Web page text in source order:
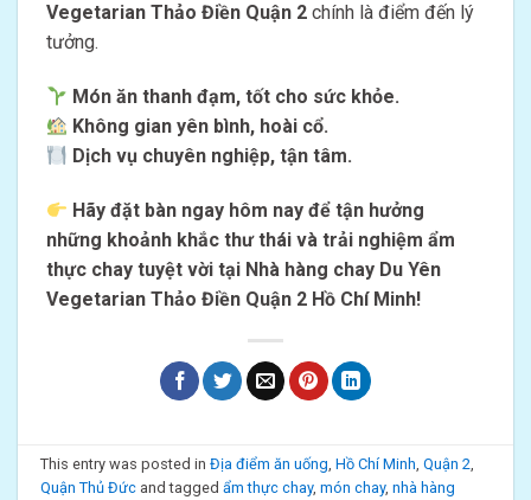
Vegetarian Thảo Điền Quận 2 chính là điểm đến lý
tưởng.
Món ăn thanh đạm, tốt cho sức khỏe.
Không gian yên bình, hoài cổ.
Dịch vụ chuyên nghiệp, tận tâm.
Hãy đặt bàn ngay hôm nay để tận hưởng
những khoảnh khắc thư thái và trải nghiệm ẩm
thực chay tuyệt vời tại Nhà hàng chay Du Yên
Vegetarian Thảo Điền Quận 2 Hồ Chí Minh!
This entry was posted inĐịa điểm ăn uống,Hồ Chí Minh,Quận 2,
Quận Thủ Đức and taggedẩm thực chay,món chay,nhà hàng